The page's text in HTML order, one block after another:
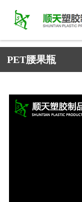
PET腰果瓶